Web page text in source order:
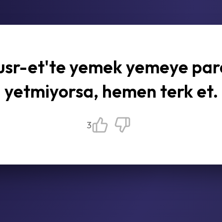
et'te yemek yemeye
yetmiyorsa, hemen terk et.
3